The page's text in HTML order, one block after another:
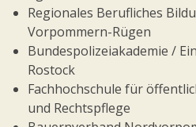
Regionales Berufliches
Vorpommern-Rügen
Bundespolizeiakademie /
Rostock
Fachhochschule für
und Rechtspflege